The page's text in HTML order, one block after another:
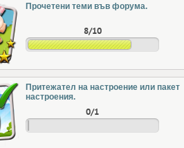
Прочетени теми във форума.
8/10
Притежател на настроение или пакет
настроения.
0/1